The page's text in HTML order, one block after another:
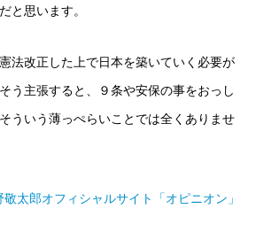
と思います。
法改正した上で日本を築いていく必要が
う主張すると、９条や安保の事をおっし
ういう薄っぺらいことでは全くありませ
敬太郎オフィシャルサイト「オピニオン」